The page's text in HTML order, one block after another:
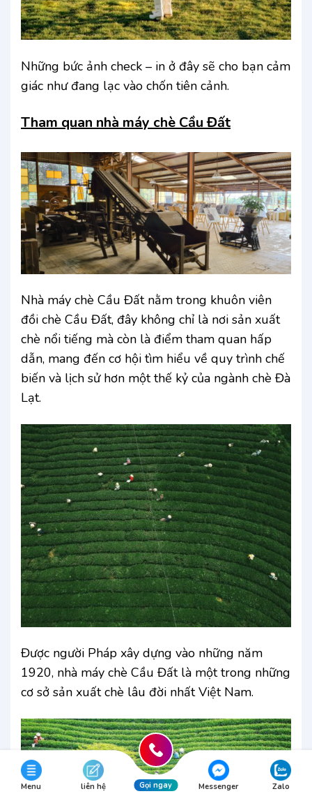
Những bức ảnh check – in ở đây sẽ cho bạn cảm
giác như đang lạc vào chốn tiên cảnh.
Tham quan nhà máy chè Cầu Đất
Nhà máy chè Cầu Đất nằm trong khuôn viên
đồi chè Cầu Đất, đây không chỉ là nơi sản xuất
chè nổi tiếng mà còn là điểm tham quan hấp
dẫn, mang đến cơ hội tìm hiểu về quy trình chế
biến và lịch sử hơn một thế kỷ của ngành chè Đà
Lạt.
Được người Pháp xây dựng vào những năm
1920, nhà máy chè Cầu Đất là một trong những
cơ sở sản xuất chè lâu đời nhất Việt Nam.
Menu liên hệ Gọi ngay Messenger Zalo